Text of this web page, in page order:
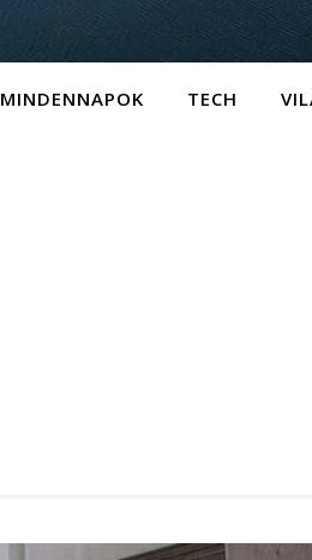
MINDENNAPOK TECH